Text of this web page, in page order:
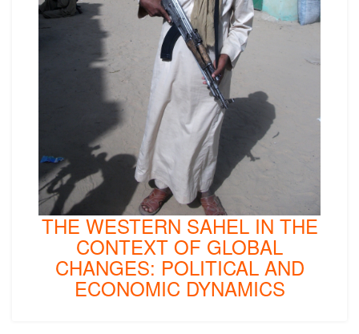
THE WESTERN SAHEL IN THE
CONTEXT OF GLOBAL
CHANGES: POLITICAL AND
ECONOMIC DYNAMICS